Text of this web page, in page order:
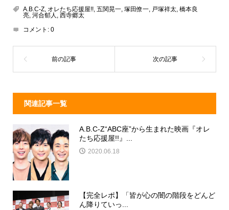
a
d
s
n
e
o
k
A.B.C-Z, オレたち応援屋!!, 五関晃一, 塚田僚一, 戸塚祥太, 橋本良
亮, 河合郁人 , 西寺郷太
コメント: 0
関連記事一覧
A.B.C-Z“ABC座”から生まれた映画『オレ
たち応援屋!!』...
2020.06.18
【完全レポ】「皆が心の闇の階段をどんど
ん降りていっ...